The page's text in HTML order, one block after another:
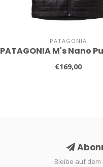
PATAGONIA
PATAGONIA M's Nano
€169,00
Bleibe auf